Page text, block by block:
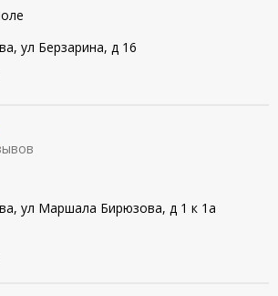
ул Берзарина, д 16
ул Маршала Бирюзова, д 1 к 1а